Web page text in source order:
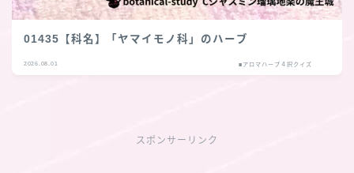
01435【科名】「ヤマイモノ科」のハーブ
2026.08.01 ■アロマハーブ４択クイズ
スポンサーリンク